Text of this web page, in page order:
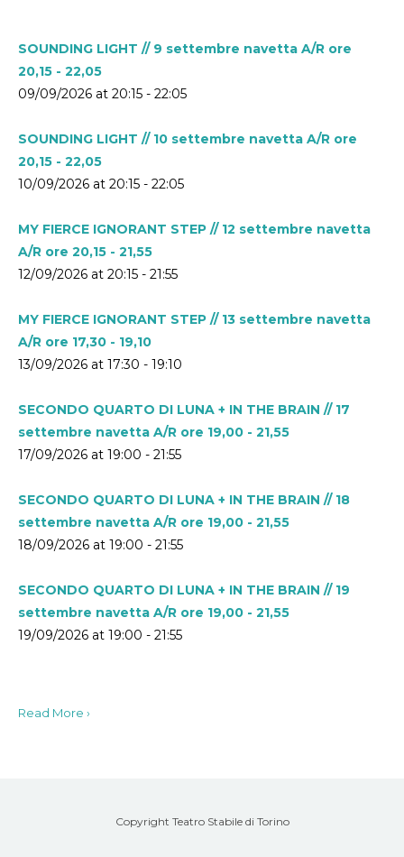
SOUNDING LIGHT // 9 settembre navetta A/R ore
20,15 - 22,05
09/09/2026 at 20:15 - 22:05
SOUNDING LIGHT // 10 settembre navetta A/R ore
20,15 - 22,05
10/09/2026 at 20:15 - 22:05
MY FIERCE IGNORANT STEP // 12 settembre navetta
A/R ore 20,15 - 21,55
12/09/2026 at 20:15 - 21:55
MY FIERCE IGNORANT STEP // 13 settembre navetta
A/R ore 17,30 - 19,10
13/09/2026 at 17:30 - 19:10
SECONDO QUARTO DI LUNA + IN THE BRAIN // 17
settembre navetta A/R ore 19,00 - 21,55
17/09/2026 at 19:00 - 21:55
SECONDO QUARTO DI LUNA + IN THE BRAIN // 18
settembre navetta A/R ore 19,00 - 21,55
18/09/2026 at 19:00 - 21:55
SECONDO QUARTO DI LUNA + IN THE BRAIN // 19
settembre navetta A/R ore 19,00 - 21,55
19/09/2026 at 19:00 - 21:55
Read More ›
Copyright Teatro Stabile di Torino